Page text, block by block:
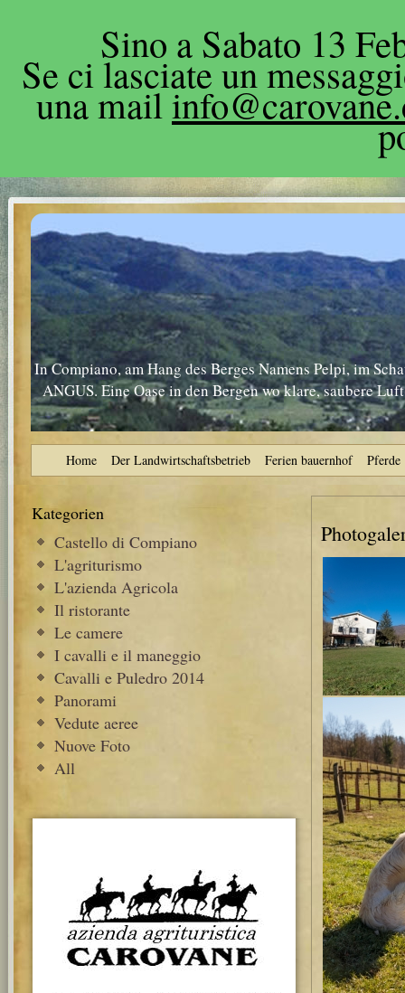
Sino a Sabato 13
Se ci lasciate un
una mail
In Compiano, am Hang des Berges Namens Pelpi, im
ANGUS. Eine Oase in den Bergen wo klare, saubere
Home Der Landwirtschaftsbetrieb Ferien bauernhof Pferde
Kategorien
Castello di Compiano
L'agriturismo
L'azienda Agricola
Il ristorante
Le camere
I cavalli e il maneggio
Cavalli e Puledro 2014
Panorami
Vedute aeree
Nuove Foto
All